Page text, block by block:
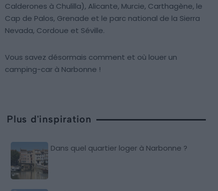
Calderones à Chulilla), Alicante, Murcie, Carthagène, le
Cap de Palos, Grenade et le parc national de la Sierra
Nevada, Cordoue et Séville.
Vous savez désormais comment et où louer un
camping-car à Narbonne !
Plus d'inspiration
Dans quel quartier loger à Narbonne ?